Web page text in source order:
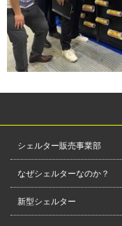
シェルター販売事業部
なぜシェルターなのか？
新型シェルター